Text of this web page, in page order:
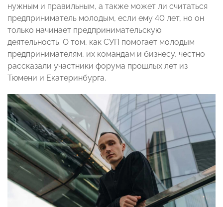
нужным и правильным, а также может ли считаться
предприниматель молодым, если ему 40 лет, но он
только начинает предпринимательскую
деятельность. О том, как СУП помогает молодым
предпринимателям, их командам и бизнесу, честно
рассказали участники форума прошлых лет из
Тюмени и Екатеринбурга.